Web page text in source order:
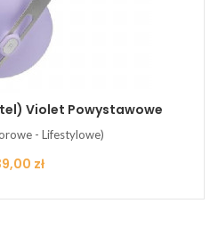
Violet Powystawowe
- Lifestylowe)
zł